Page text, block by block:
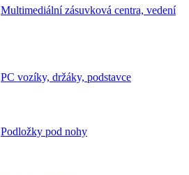
Multimediální zásuvková centra, vedení
PC vozíky, držáky, podstavce
Podložky pod nohy